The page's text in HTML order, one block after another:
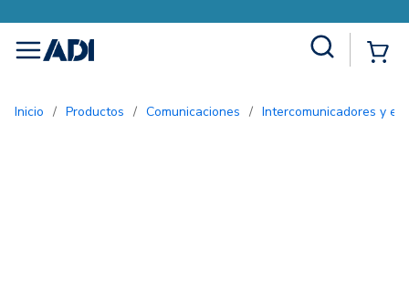
menu
Inicio / Productos / Comunicaciones / Intercomunicadores y